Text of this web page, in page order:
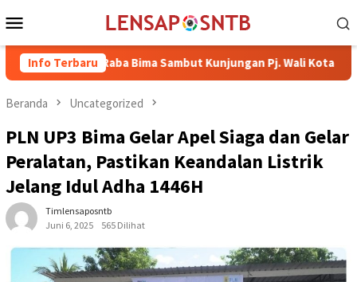
ke
Mobile
Info Terbaru
Raba Bima Sambut Kunjungan Pj. Wali Kota Ir. H. Mohammad
Beranda Uncategorized
PLN UP3 Bima Gelar Apel Siaga dan Gelar
Peralatan, Pastikan Keandalan Listrik
Jelang Idul Adha 1446H
Timlensaposntb
Juni 6, 2025
565 Dilihat